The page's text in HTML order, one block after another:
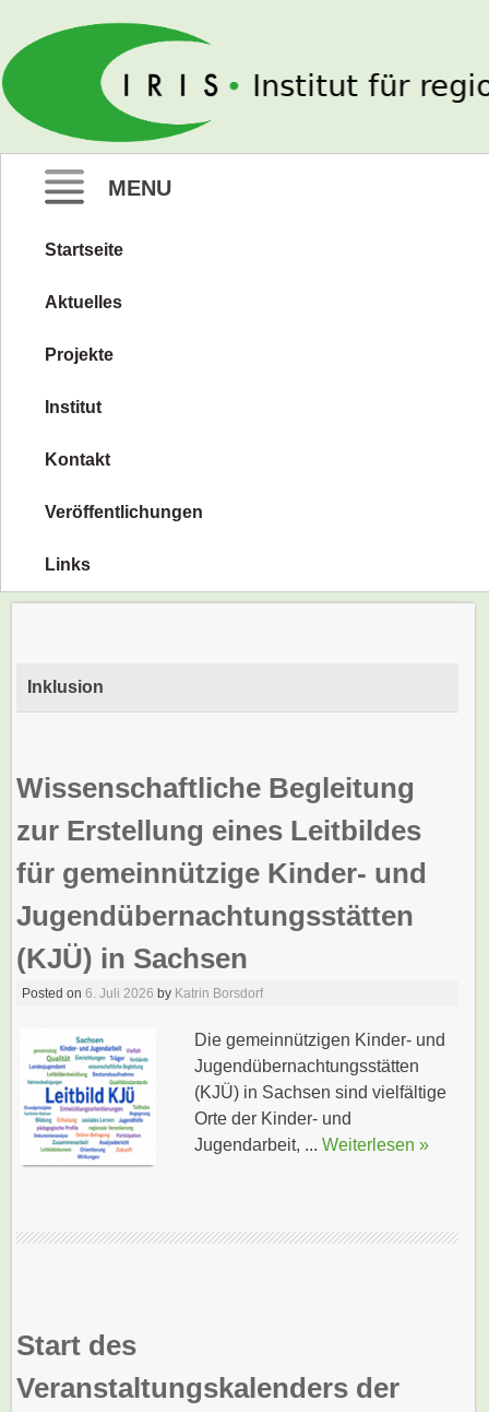
IRIS e. V.
MENU
Zum
springen
Startseite
Aktuelles
Projekte
Institut
Kontakt
Veröffentlichungen
Links
Inklusion
Wissenschaftliche Begleitung
zur Erstellung eines Leitbildes
für gemeinnützige Kinder- und
Jugendübernachtungsstätten
(KJÜ) in Sachsen
Posted on6. Juli 2026 by Katrin Borsdorf
Die gemeinnützigen Kinder- und
Jugendübernachtungsstätten
(KJÜ) in Sachsen sind vielfältige
Orte der Kinder- und
Jugendarbeit, ...Weiterlesen »
Start des
Veranstaltungskalenders der